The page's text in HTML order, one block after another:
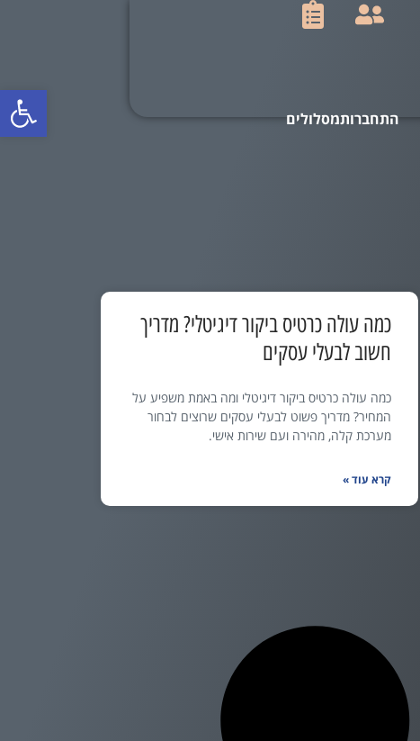
כמה עולה כרטיס ביקור דיגיטלי? מדריך
חשוב לבעלי עסקים
כמה עולה כרטיס ביקור דיגיטלי ומה באמת משפיע על
המחיר? מדריך פשוט לבעלי עסקים שרוצים לבחור
מערכת קלה, מהירה ועם שירות אישי.
קרא עוד »
פתח